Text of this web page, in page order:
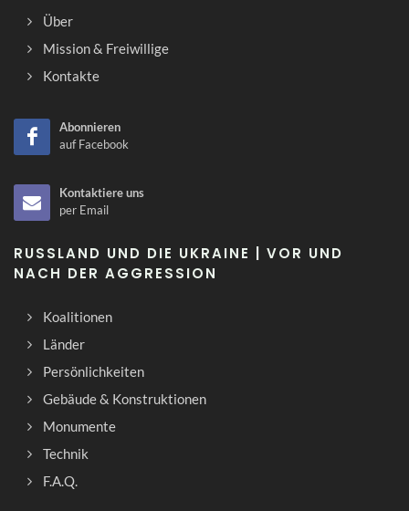
Über
Mission & Freiwillige
Kontakte
Abonnieren
auf Facebook
Kontaktiere uns
per Email
RUSSLAND UND DIE UKRAINE | VOR UND
NACH DER AGGRESSION
Koalitionen
Länder
Persönlichkeiten
Gebäude & Konstruktionen
Monumente
Technik
F.A.Q.